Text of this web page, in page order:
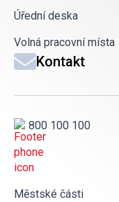
Úřední deska
Volná pracovní místa
Kontakt
800 100 100
Městské části